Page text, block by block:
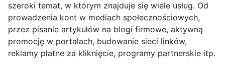
szeroki temat, w którym znajduje się wiele usług. Od
prowadzenia kont w mediach społecznościowych,
przez pisanie artykułów na blogi firmowe, aktywną
promocję w portalach, budowanie sieci linków,
reklamy płatne za kliknięcie, programy partnerskie itp.